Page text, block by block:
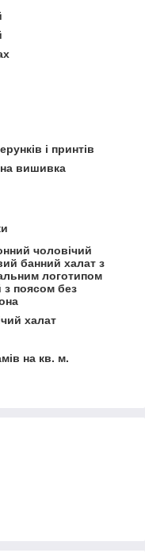
і принтів
вишивка
чоловічий
банний халат з
логотипом
з поясом без
халат
на кв. м.